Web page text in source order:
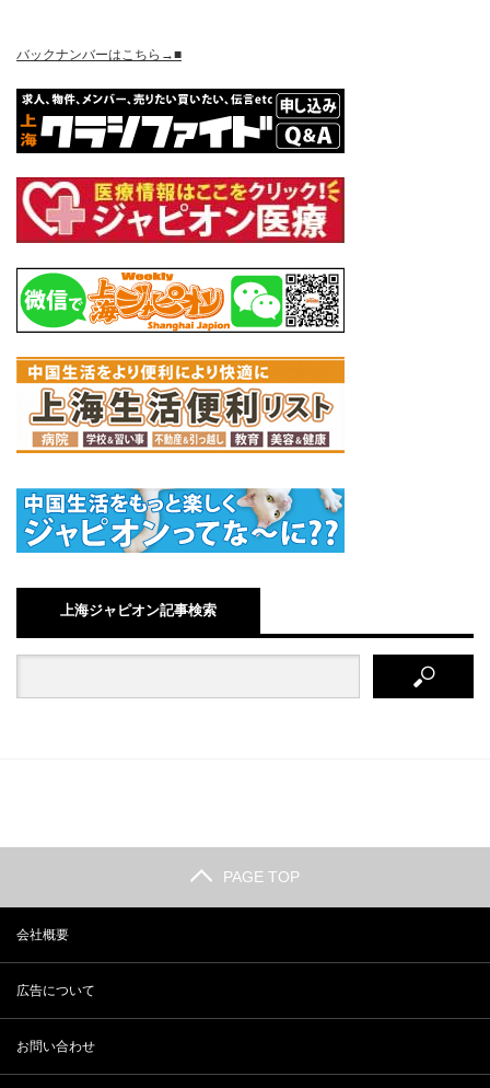
バックナンバーはこちら→■
上海ジャピオン記事検索
PAGE TOP
会社概要
広告について
お問い合わせ